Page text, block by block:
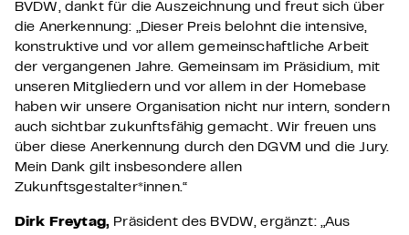
BVDW, dankt für die Auszeichnung und freut sich über
die Anerkennung: „Dieser Preis belohnt die intensive,
konstruktive und vor allem gemeinschaftliche Arbeit
der vergangenen Jahre. Gemeinsam im Präsidium, mit
unseren Mitgliedern und vor allem in der Homebase
haben wir unsere Organisation nicht nur intern, sondern
auch sichtbar zukunftsfähig gemacht. Wir freuen uns
über diese Anerkennung durch den DGVM und die Jury.
Mein Dank gilt insbesondere allen
Zukunftsgestalter*innen.“
Dirk Freytag, Präsident des BVDW, ergänzt: „Aus